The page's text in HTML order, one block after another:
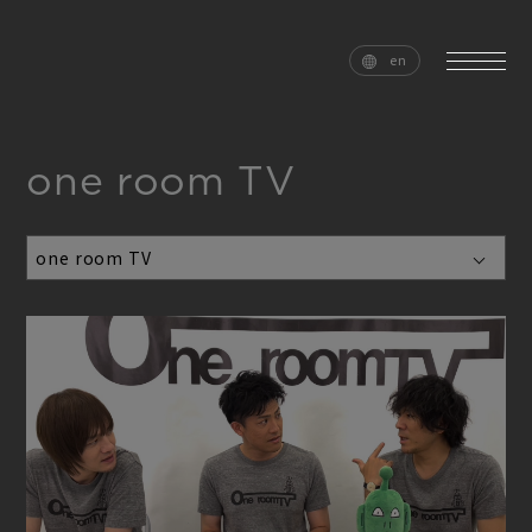
schedule
live
media
profile
disc
goods
video
archives
en
one room TV